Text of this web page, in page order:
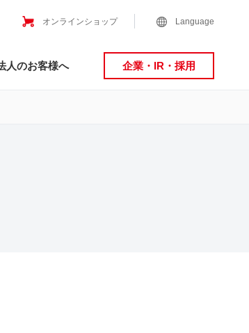
オンラインショップ Language
人のお客様へ 企業・IR・採用